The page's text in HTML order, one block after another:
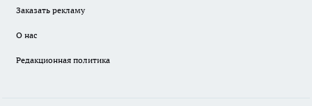
Заказать рекламу
О нас
Редакционная политика